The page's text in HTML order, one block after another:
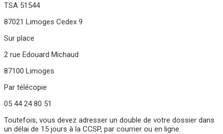
TSA 51544
87021 Limoges Cedex 9
Sur place
2 rue Edouard Michaud
87100 Limoges
Par télécopie
05 44 24 80 51
Toutefois, vous devez adresser un double de votre dossier dans
un délai de 15 jours à la CCSP, par courrier ou en ligne.